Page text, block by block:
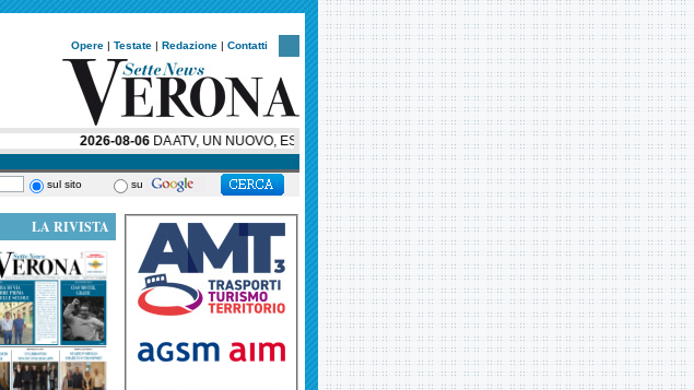
Opere | Testate | Redazione | Contatti
2026-08-06DA ATV, UN NUOVO, ESCLUSIVO, SUPER BUS PER HELLAS VERONA, AMBASCIATORE
sul sito su
LA RIVISTA